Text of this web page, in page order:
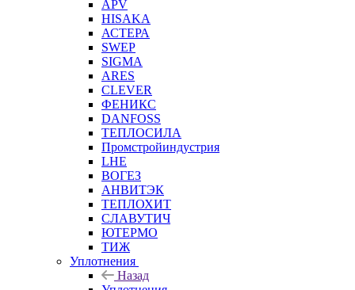
APV
HISAKA
АСТЕРА
SWEP
SIGMA
ARES
CLEVER
ФЕНИКС
DANFOSS
ТЕПЛОСИЛА
Промстройиндустрия
LHE
ВОГЕЗ
АНВИТЭК
ТЕПЛОХИТ
СЛАВУТИЧ
ЮТЕРМО
ТИЖ
Уплотнения
Назад